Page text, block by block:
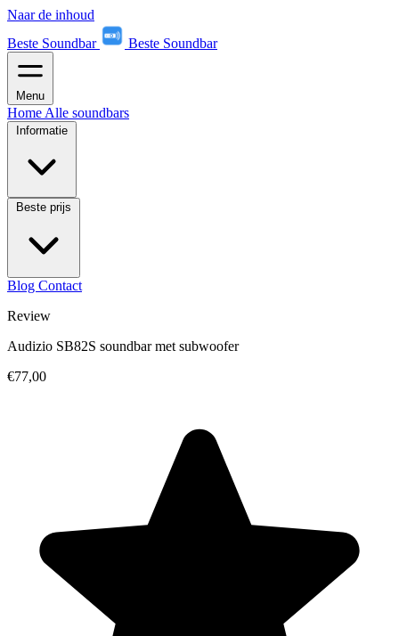
Naar de inhoud
Beste Soundbar
Beste Soundbar
Menu
Home Alle soundbars
Informatie
Beste prijs
Blog Contact
Review
Audizio SB82S soundbar met subwoofer
€77,00